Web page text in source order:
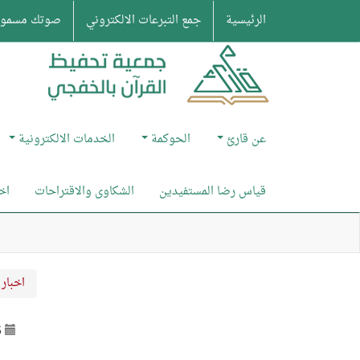
الرئيسية جمع التبرعات الالكتروني صوتك
عن قارئ الحوكمة الخدمات الالكترونية
قياس رضا المستفيدين الشكاوى والاقتراحات